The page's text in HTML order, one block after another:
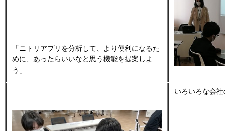
「ニトリアプリを分析して、より便利になるた
めに、あったらいいなと思う機能を提案しよ
う」
いろいろな会